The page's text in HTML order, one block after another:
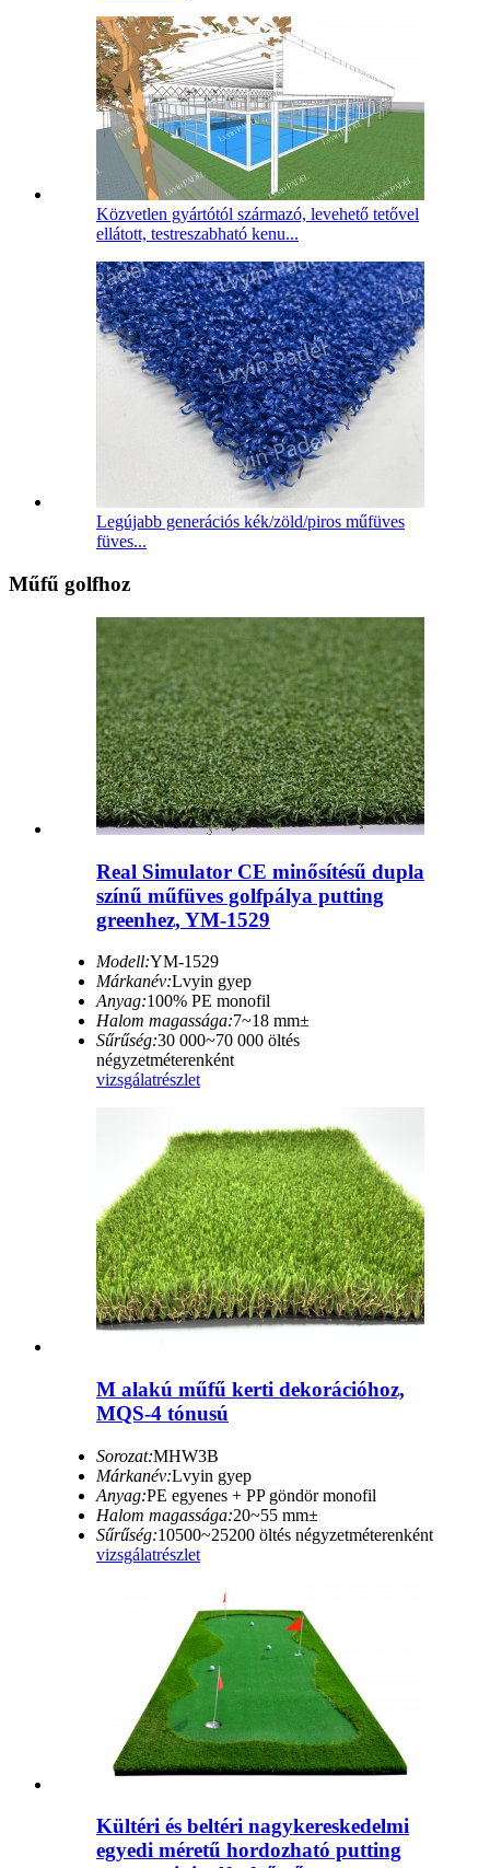
Közvetlen gyártótól származó, levehető tetővel
ellátott, testreszabható kenu...
Legújabb generációs kék/zöld/piros műfüves
füves...
Műfű golfhoz
Real Simulator CE minősítésű dupla
színű műfüves golfpálya putting
greenhez, YM-1529
Modell:YM-1529
Márkanév:Lvyin gyep
Anyag:100% PE monofil
Halom magassága:7~18 mm±
Sűrűség:30 000~70 000 öltés
négyzetméterenként
vizsgálatrészlet
M alakú műfű kerti dekorációhoz,
MQS-4 tónusú
Sorozat:MHW3B
Márkanév:Lvyin gyep
Anyag:PE egyenes + PP göndör monofil
Halom magassága:20~55 mm±
Sűrűség:10500~25200 öltés négyzetméterenként
vizsgálatrészlet
Kültéri és beltéri nagykereskedelmi
egyedi méretű hordozható putting